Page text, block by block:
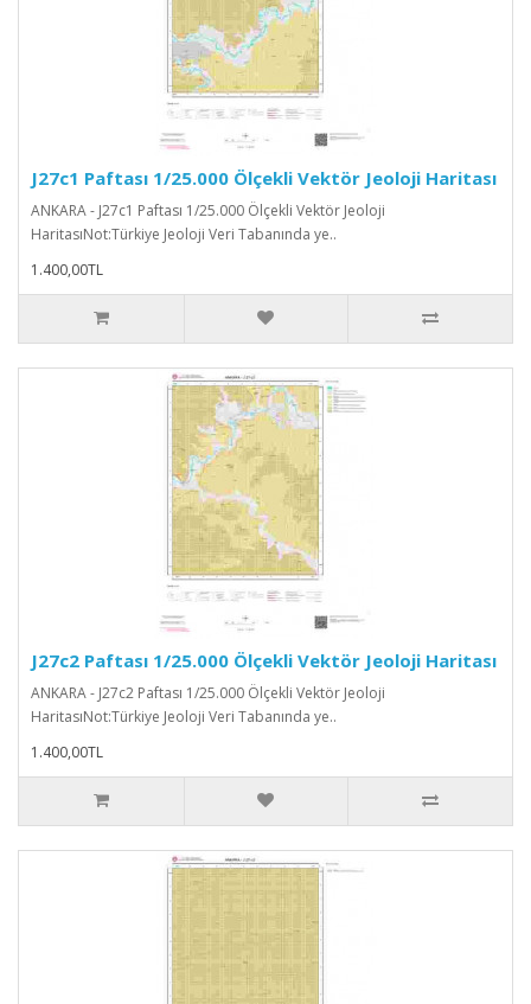
J27c1 Paftası 1/25.000 Ölçekli Vektör Jeoloji Haritası
ANKARA - J27c1 Paftası 1/25.000 Ölçekli Vektör Jeoloji
HaritasıNot:Türkiye Jeoloji Veri Tabanında ye..
1.400,00TL
J27c2 Paftası 1/25.000 Ölçekli Vektör Jeoloji Haritası
ANKARA - J27c2 Paftası 1/25.000 Ölçekli Vektör Jeoloji
HaritasıNot:Türkiye Jeoloji Veri Tabanında ye..
1.400,00TL